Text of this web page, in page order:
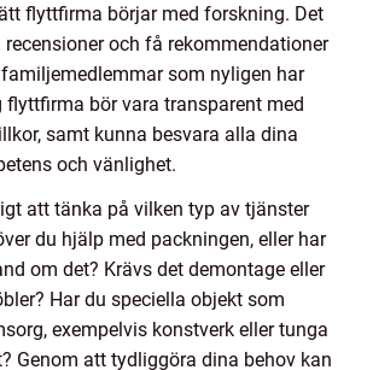
flyttfirma börjar med forskning. Det
och få rekommendationer
som nyligen har
bör vara transparent med
samt kunna besvara alla dina
och vänlighet.
att tänka på vilken typ av tjänster
du hjälp med packningen, eller har
om det? Krävs det demontage eller
Har du speciella objekt som
exempelvis konstverk eller tunga
Genom att tydliggöra dina behov kan